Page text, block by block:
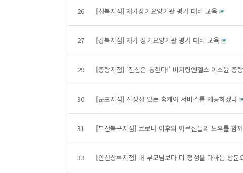
26 [성북지점] 재가장기요양기관 평가 대비 교육
27 [강북지점] 재가 장기요양기관 평가 대비 교육
29 [중랑지점] '진심은 통한다!' 비지팅엔젤스 이소윤 중
30 [군포지점] 진정성 있는 홈케어 서비스를 제공하겠다
31 [부산북구지점] 코로나 이후의 어르신들의 노후를 함
33 [안산상록지점] 내 부모님보다 더 정성을 다하는 방